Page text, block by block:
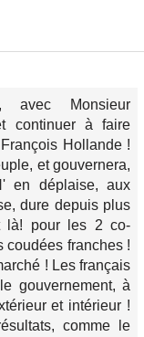
avec Monsieur
continuer à faire
Hollande !
et gouvernera,
en déplaise, aux
dure depuis plus
là! pour les 2 co-
coudées franches !
! Les français
gouvernement, à
et intérieur !
comme le